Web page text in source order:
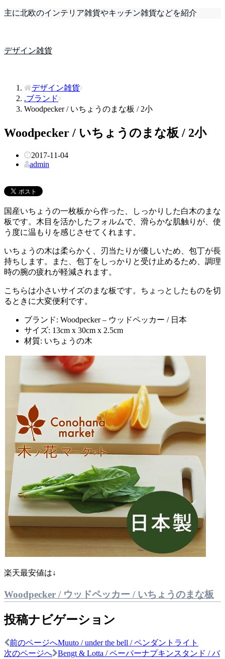
主に北欧のインテリア雑貨やキッチン雑貨などを紹介
デザイン雑貨
デザイン雑貨
.ブランド
Woodpecker / いちょうのまな板 / 2小
Woodpecker / いちょうのまな板 / 2小
2017-11-04
admin
国産いちょうの一枚板から作った、しっかりした白木のまな
板です。木目を活かしたフォルムで、滑らかな肌触りが、使
う度に温もりを感じさせてくれます。
いちょうの木は柔らかく、刃当たりが優しいため、包丁が長
持ちします。また、包丁をしっかりと受け止めるため、調理
時の腕の疲れが軽減されます。
こちらは小さいサイズのまな板です。ちょっとしたものを切
るときに大変便利です。
ブランド: Woodpecker – ウッドペッカー / 日本
サイズ: 13cm x 30cm x 2.5cm
材質: いちょうの木
楽天最安値は↓
Woodpecker / ウッドペッカー / いちょうのまな板
投稿ナビゲーション
前のページへMuuto / under the bell / ペンダントライト
次のページへ
Bengt & Lotta / ペーパーナプキンスタンド / バ